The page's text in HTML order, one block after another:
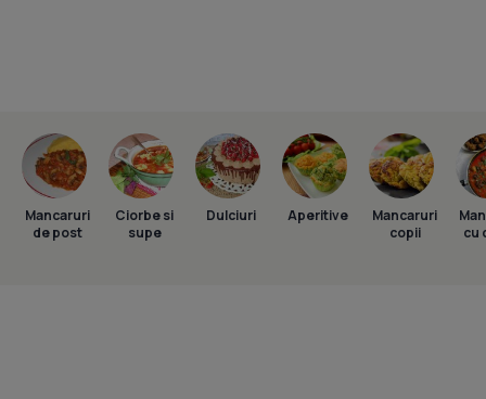
Mancaruri
de post
Ciorbe si
supe
Dulciuri Aperitive
Mancaruri
copii
cu